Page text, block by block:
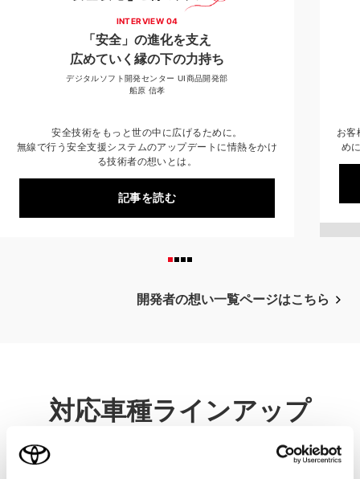
INTERVIEW 04
「安全」の進化を支え
広めていく縁の下の力持ち
デジタルソフト開発センター UI商品開発部
船原 信孝
安全技術をもっと世の中に広げるために。
無線で行う安全支援システムのアップデートに情熱をかけ
る技術者の想いとは。
記事を読む
お客
め
開発者の想い一覧ページはこちら
対応車種ラインアップ